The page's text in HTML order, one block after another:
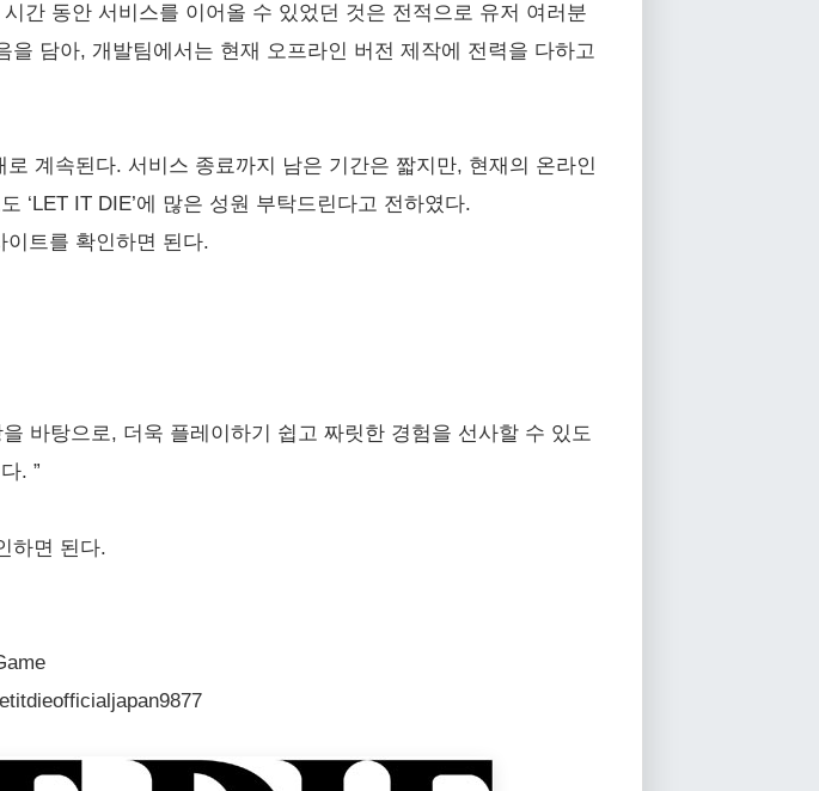
간 동안 서비스를 이어올 수 있었던 것은 전적으로 유저 여러분
담아, 개발팀에서는 현재 오프라인 버전 제작에 전력을 다하고
계속된다. 서비스 종료까지 남은 기간은 짧지만, 현재의 온라인
‘LET IT DIE’에 많은 성원 부탁드린다고 전하였다.
이트를 확인하면 된다.
바탕으로, 더욱 플레이하기 쉽고 짜릿한 경험을 선사할 수 있도
. ”
하면 된다.